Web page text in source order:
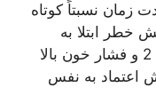
زمان نسبتاً کوتاه
خطر ابتلا به
اعتماد به نفس